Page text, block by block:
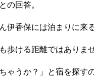
の回答。
伊香保には泊まりに来
歩ける距離ではありませ
ゃうか？」と宿を探す